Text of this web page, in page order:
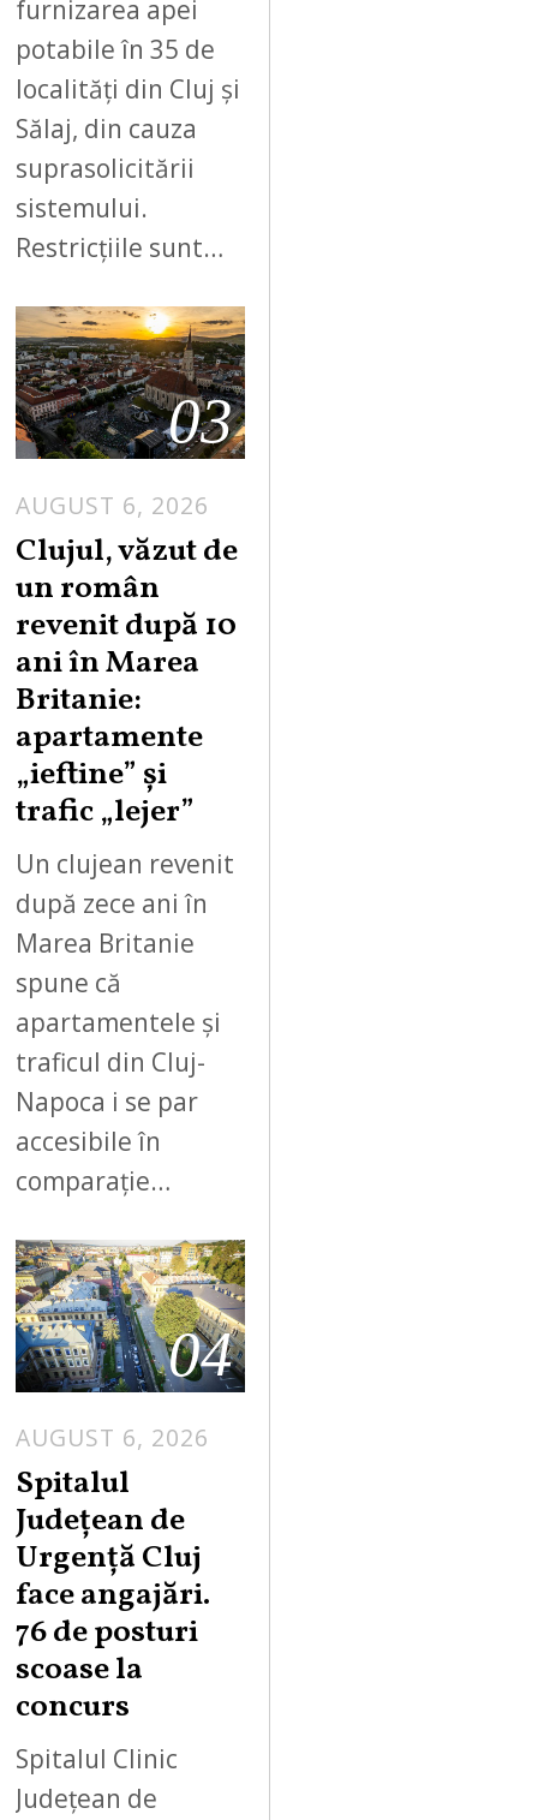
furnizarea apei
potabile în 35 de
localități din Cluj și
Sălaj, din cauza
suprasolicitării
sistemului.
Restricțiile sunt…
03
AUGUST 6, 2026
Clujul, văzut de
un român
revenit după 10
ani în Marea
Britanie:
apartamente
„ieftine” și
trafic „lejer”
Un clujean revenit
după zece ani în
Marea Britanie
spune că
apartamentele și
traficul din Cluj-
Napoca i se par
accesibile în
comparație…
04
AUGUST 6, 2026
Spitalul
Județean de
Urgență Cluj
face angajări.
76 de posturi
scoase la
concurs
Spitalul Clinic
Județean de